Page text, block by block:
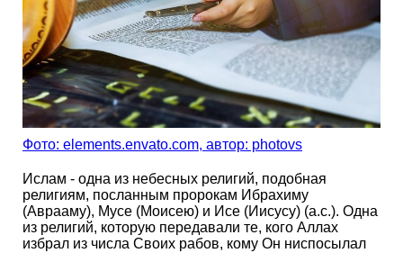
Фото: еlements.envato.com, автор: photovs
Ислам - одна из небесных религий, подобная
религиям, посланным пророкам Ибрахиму
(Аврааму), Мусе (Моисею) и Исе (Иисусу) (а.с.). Одна
из религий, которую передавали те, кого Аллах
избрал из числа Своих рабов, кому Он ниспосылал